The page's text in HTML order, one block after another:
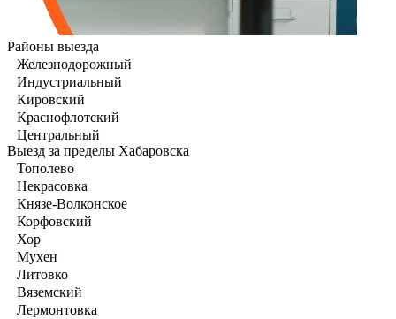
Районы выезда
Железнодорожный
Индустриальный
Кировский
Краснофлотский
Центральный
Выезд за пределы Хабаровска
Тополево
Некрасовка
Князе-Волконское
Корфовский
Хор
Мухен
Литовко
Вяземский
Лермонтовка